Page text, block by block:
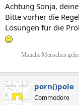
Achtung Sonja,
Bitte vorher die
Lösungen für die
Manche Menschen
porn()pole
Commodore